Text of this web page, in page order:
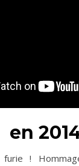
en
furie !